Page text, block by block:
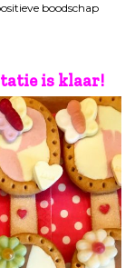
boodschap
is klaar!